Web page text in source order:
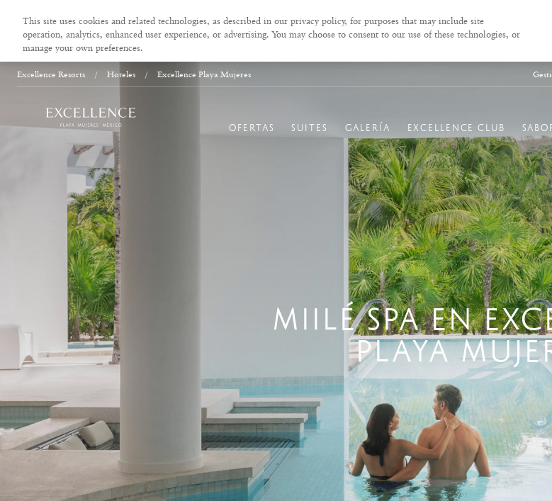
Excellence Resorts / Hoteles / Excellence Playa Mujeres
OFERTAS SUITES GALERÍA EXCELLENCE CLUB
MIILÉ SPA EN
PLAYA
This site uses cookies and related technologies, as described in our privacy policy, for purposes that may include site
operation, analytics, enhanced user experience, or advertising. You may choose to consent to our use of these technologies, or
manage your own preferences.